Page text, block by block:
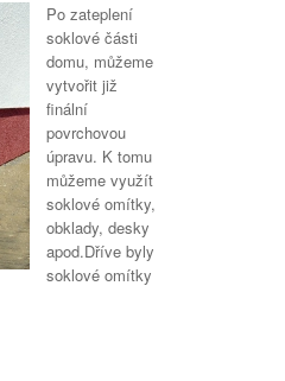
Po zateplení
soklové části
domu, můžeme
vytvořit již
finální
povrchovou
úpravu. K tomu
můžeme využít
soklové omítky,
obklady, desky
apod.Dříve byly
soklové omítky